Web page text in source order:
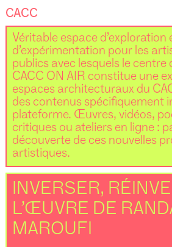
CACC
Véritable espace d’exploration
d’expérimentation pour les
publics avec lesquels le centre
CACC ON AIR constitue une
espaces architecturaux du
des contenus spécifiquement
plateforme. Œuvres, vidéos,
critiques ou ateliers en ligne :
découverte de ces nouvelles
artistiques.
INVERSER,
L’ŒUVRE DE
MAROUFI